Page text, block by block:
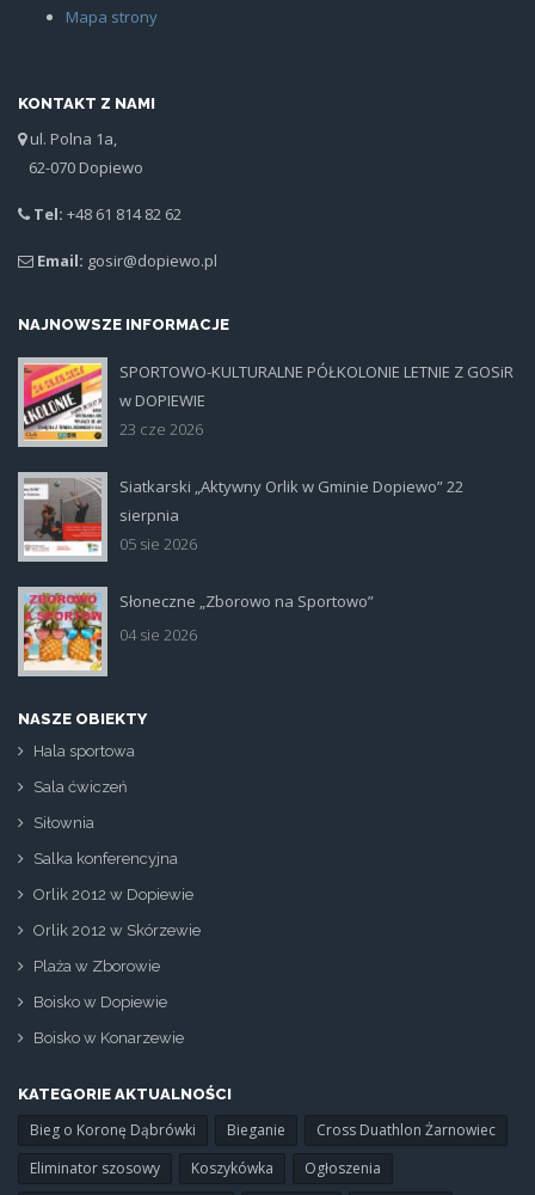
Mapa strony
KONTAKT Z NAMI
ul. Polna 1a,
62-070 Dopiewo
Tel: +48 61 814 82 62
Email: gosir@dopiewo.pl
NAJNOWSZE INFORMACJE
plakat.jpg
SPORTOWO-KULTURALNE PÓŁKOLONIE LETNIE Z GOSiR
w DOPIEWIE
23 cze 2026
siatka_poziom.jpg
Siatkarski „Aktywny Orlik w Gminie Dopiewo” 22
sierpnia
05 sie 2026
Słoneczne „Zborowo na Sportowo”
04 sie 2026
NASZE OBIEKTY
Hala sportowa
Sala ćwiczeń
Siłownia
Salka konferencyjna
Orlik 2012 w Dopiewie
Orlik 2012 w Skórzewie
Plaża w Zborowie
Boisko w Dopiewie
Boisko w Konarzewie
KATEGORIE AKTUALNOŚCI
Bieg o Koronę Dąbrówki Bieganie
Cross Duathlon Żarnowiec
Eliminator szosowy
Koszykówka Ogłoszenia